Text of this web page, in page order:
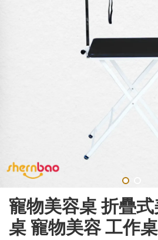
寵物美容桌 折疊
桌 寵物美容 工作桌